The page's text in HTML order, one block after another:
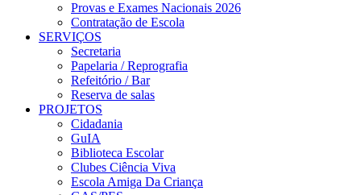
Provas e Exames Nacionais 2026
Contratação de Escola
SERVIÇOS
Secretaria
Papelaria / Reprografia
Refeitório / Bar
Reserva de salas
PROJETOS
Cidadania
GuIA
Biblioteca Escolar
Clubes Ciência Viva
Escola Amiga Da Criança